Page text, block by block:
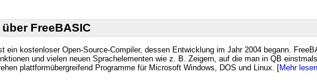
FreeBASIC
ein kostenloser Open-Source-Compiler, dessen Entwicklung im Jahr 2004 begann.
und vielen neuen Sprachelementen wie z. B. Zeigern, auf die man in QB
plattformübergreifend Programme für Microsoft Windows, DOS und Linux. [Mehr lesen